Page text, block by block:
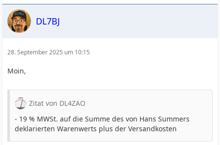
DL7BJ
28. September 2025 um 10:15
Moin,
Zitat von DL4ZAO
- 19 % MWSt. auf die Summe des von Hans Summers
deklarierten Warenwerts plus der Versandkosten